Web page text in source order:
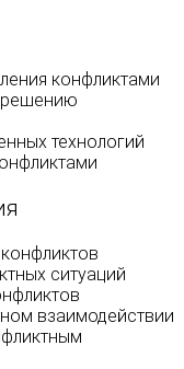
конфликтами
технологий
конфликтов
ситуаций
взаимодействии